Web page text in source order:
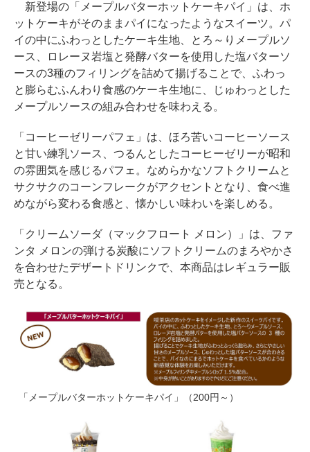
新登場の「メープルバターホットケーキパイ」は、ホ
ットケーキがそのままパイになったようなスイーツ。パ
イの中にふわっとしたケーキ生地、とろ～りメープルソ
ース、ロレーヌ岩塩と発酵バターを使用した塩バターソ
ースの3種のフィリングを詰めて揚げることで、ふわっ
と膨らむふんわり食感のケーキ生地に、じゅわっとした
メープルソースの組み合わせを味わえる。
「コーヒーゼリーパフェ」は、ほろ苦いコーヒーソース
と甘い練乳ソース、つるんとしたコーヒーゼリーが昭和
の雰囲気を感じるパフェ。なめらかなソフトクリームと
サクサクのコーンフレークがアクセントとなり、食べ進
めながら変わる食感と、懐かしい味わいを楽しめる。
「クリームソーダ（マックフロート メロン）」は、ファ
ンタ メロンの弾ける炭酸にソフトクリームのまろやかさ
を合わせたデザートドリンクで、本商品はレギュラー販
売となる。
「メープルバターホットケーキパイ」（200円～）